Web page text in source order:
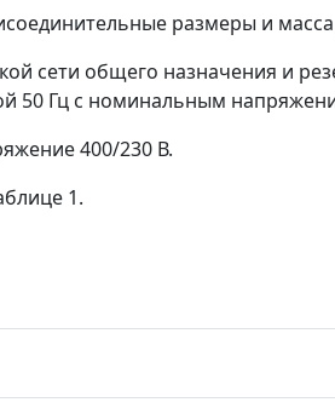
размеры и
сети общего назначения и
50 Гц с номинальным
400/230 В.
1.